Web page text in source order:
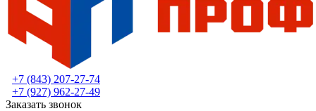
+7 (843) 207-27-74
+7 (927) 962-27-49
Заказать звонок